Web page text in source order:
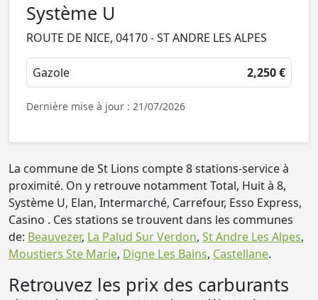
Système U
ROUTE DE NICE, 04170 - ST ANDRE LES ALPES
Gazole 2,250 €
Dernière mise à jour : 21/07/2026
La commune de St Lions compte 8 stations-service à
proximité. On y retrouve notamment Total, Huit à 8,
Système U, Elan, Intermarché, Carrefour, Esso Express,
Casino . Ces stations se trouvent dans les communes
de: Beauvezer, La Palud Sur Verdon, St Andre Les Alpes,
Moustiers Ste Marie, Digne Les Bains, Castellane.
Retrouvez les prix des carburants